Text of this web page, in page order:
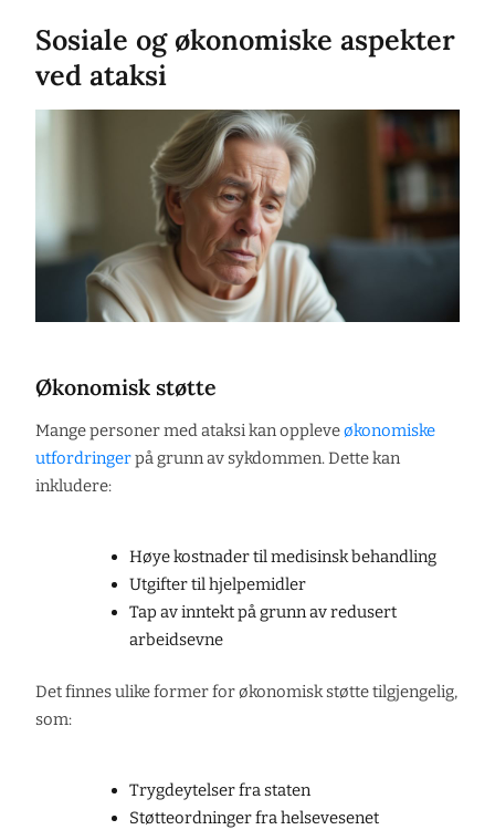
Sosiale og økonomiske aspekter
ved ataksi
Økonomisk støtte
Mange personer med ataksi kan oppleveøkonomiske
utfordringerpå grunn av sykdommen. Dette kan
inkludere:
Høye kostnader til medisinsk behandling
Utgifter til hjelpemidler
Tap av inntekt på grunn av redusert
arbeidsevne
Det finnes ulike former for økonomisk støtte tilgjengelig,
som:
Trygdeytelser fra staten
Støtteordninger fra helsevesenet